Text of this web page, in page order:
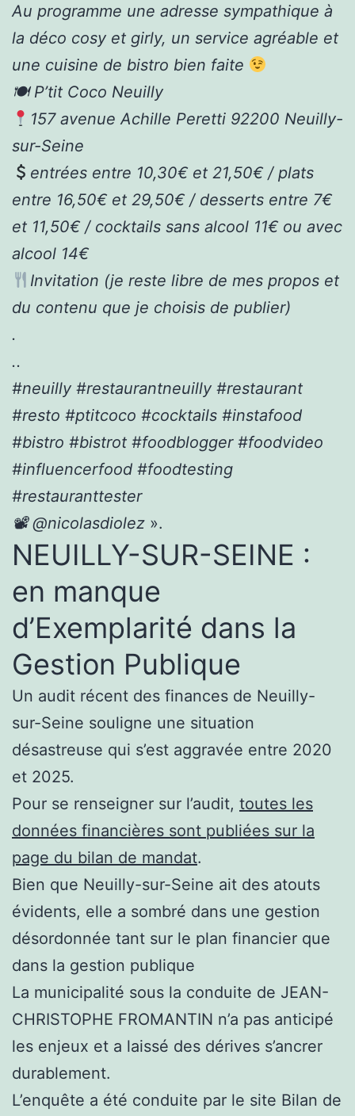
Au programme une adresse sympathique à
la déco cosy et girly, un service agréable et
une cuisine de bistro bien faite
🍽 P’tit Coco Neuilly
157 avenue Achille Peretti 92200 Neuilly-
sur-Seine
entrées entre 10,30€ et 21,50€ / plats
entre 16,50€ et 29,50€ / desserts entre 7€
et 11,50€ / cocktails sans alcool 11€ ou avec
alcool 14€
Invitation (je reste libre de mes propos et
du contenu que je choisis de publier)
.
..
#neuilly #restaurantneuilly #restaurant
#resto #ptitcoco #cocktails #instafood
#bistro #bistrot #foodblogger #foodvideo
#influencerfood #foodtesting
#restauranttester
📽 @nicolasdiolez ».
NEUILLY-SUR-SEINE :
en manque
d’Exemplarité dans la
Gestion Publique
Un audit récent des finances de Neuilly-
sur-Seine souligne une situation
désastreuse qui s’est aggravée entre 2020
et 2025.
Pour se renseigner sur l’audit, toutes les
données financières sont publiées sur la
page du bilan de mandat.
Bien que Neuilly-sur-Seine ait des atouts
évidents, elle a sombré dans une gestion
désordonnée tant sur le plan financier que
dans la gestion publique
La municipalité sous la conduite de JEAN-
CHRISTOPHE FROMANTIN n’a pas anticipé
les enjeux et a laissé des dérives s’ancrer
durablement.
L’enquête a été conduite par le site Bilan de